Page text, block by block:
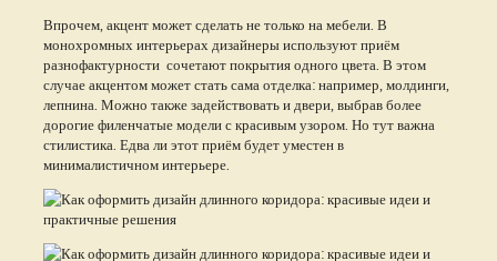
Впрочем, акцент может сделать не только на мебели. В
монохромных интерьерах дизайнеры используют приём
разнофактурности сочетают покрытия одного цвета. В этом
случае акцентом может стать сама отделка: например, молдинги,
лепнина. Можно также задействовать и двери, выбрав более
дорогие филенчатые модели с красивым узором. Но тут важна
стилистика. Едва ли этот приём будет уместен в
минималистичном интерьере.